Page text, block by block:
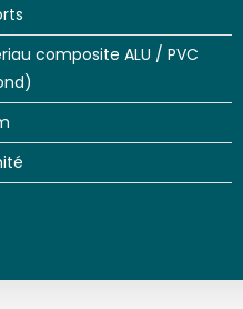
composite ALU / PVC